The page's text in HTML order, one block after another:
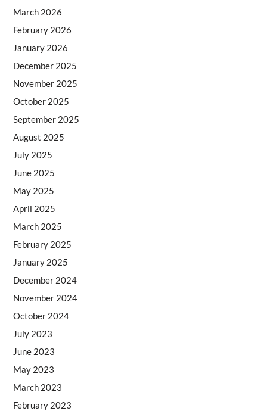
March 2026
February 2026
January 2026
December 2025
November 2025
October 2025
September 2025
August 2025
July 2025
June 2025
May 2025
April 2025
March 2025
February 2025
January 2025
December 2024
November 2024
October 2024
July 2023
June 2023
May 2023
March 2023
February 2023